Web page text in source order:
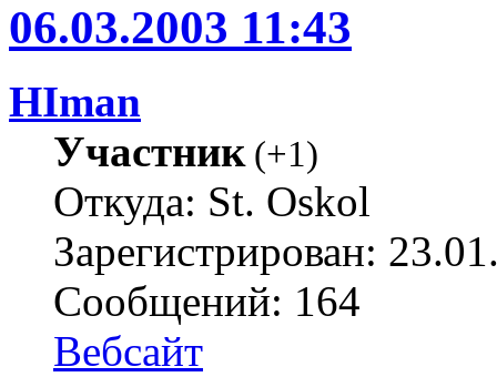
06.03.2003 11:43
HIman
Участник(+1)
Откуда: St. Oskol
Зарегистрирован:
Сообщений: 164
Вебсайт